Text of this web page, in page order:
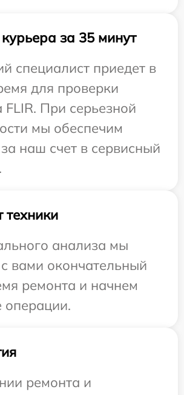
за 35 минут
специалист приедет в
для проверки
FLIR. При серьезной
мы обеспечим
наш счет в сервисный
техники
анализа мы
вами окончательный
ремонта и начнем
операции.
ремонта и